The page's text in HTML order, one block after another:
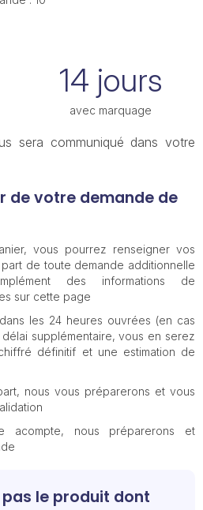
14 jours
avec marquage
sera communiqué dans votre
de votre demande de
vous pourrez renseigner vos
de toute demande additionnelle
des informations de
sur cette page
les 24 heures ouvrées (en cas
supplémentaire, vous en serez
définitif et une estimation de
nous vous préparerons et vous
acompte, nous préparerons et
le produit dont